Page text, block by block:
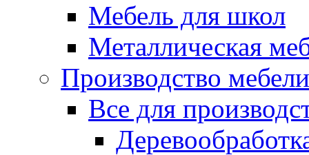
Мебель для школ
Металлическая
Производство мебели
Все для